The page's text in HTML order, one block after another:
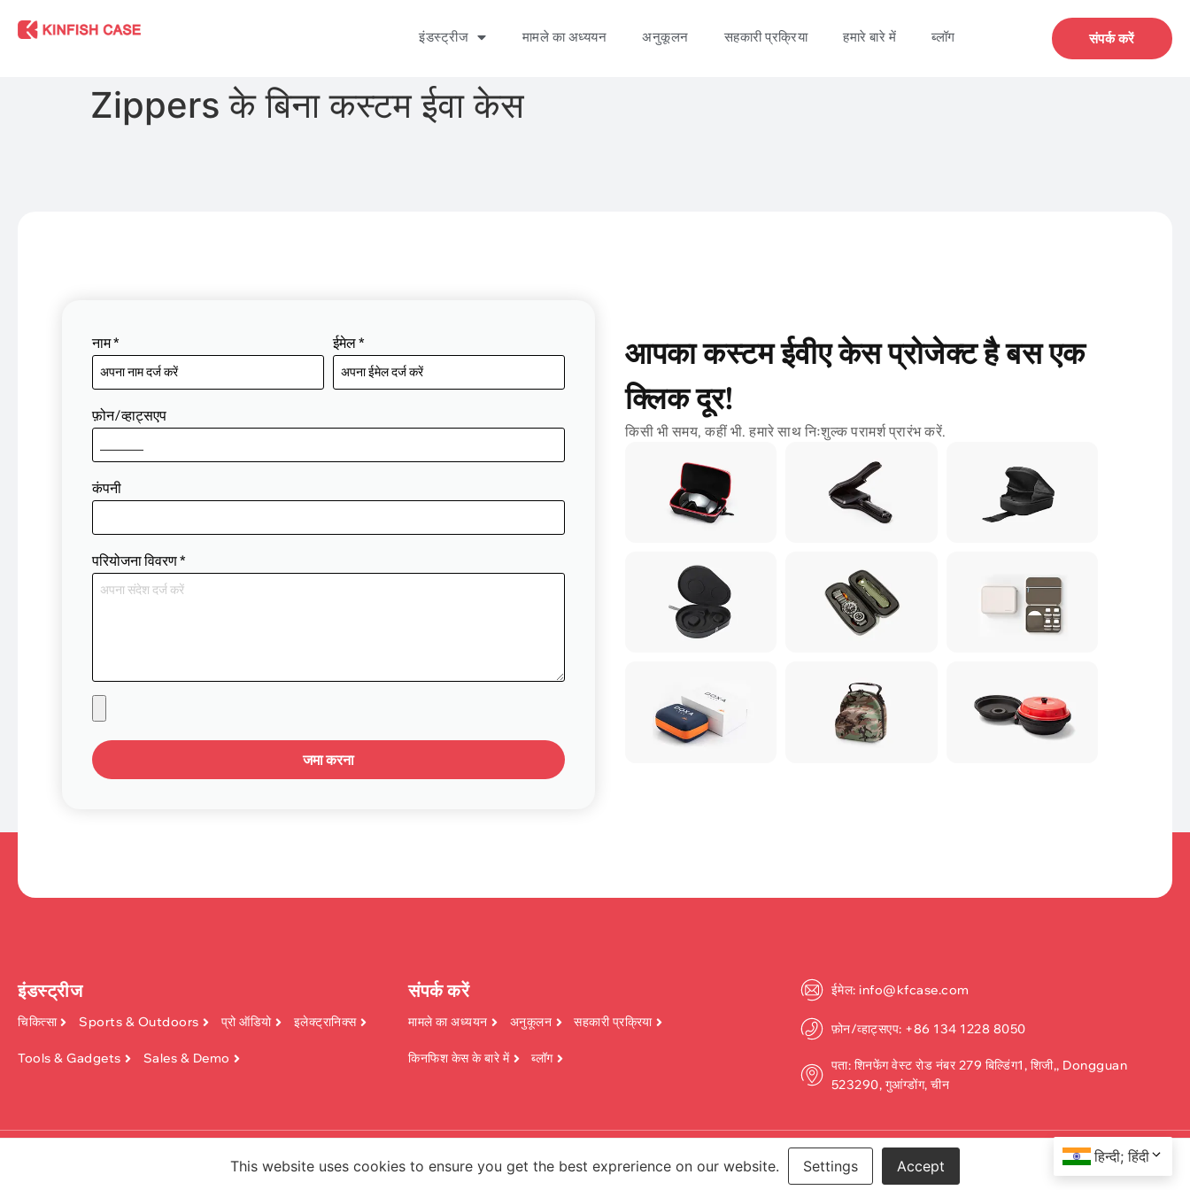
इंडस्ट्रीज मामले का अध्ययन अनुकूलन सहकारी प्रक्रिया हमारे बारे में ब्लॉग संपर्क करें
Zippers के बिना कस्टम ईवा केस
नाम* ईमेल*
फ़ोन/व्हाट्सएप
कंपनी
परियोजना विवरण*
जमा करना
आपका कस्टम ईवीए केस प्रोजेक्ट है बस एक
क्लिक दूर!
किसी भी समय, कहीं भी. हमारे साथ निःशुल्क परामर्श प्रारंभ करें.
इंडस्ट्रीज
चिकित्सा Sports & Outdoors प्रो ऑडियो इलेक्ट्रानिक्स
Tools & Gadgets Sales & Demo
संपर्क करें
मामले का अध्ययन अनुकूलन सहकारी प्रक्रिया
किनफिश केस के बारे में ब्लॉग
ईमेल: info@kfcase.com
फ़ोन/व्हाट्सएप: +86 134 1228 8050
पता: शिनफेंग वेस्ट रोड नंबर 279 बिल्डिंग1, शिजी,, Dongguan
523290, गुआंग्डोंग, चीन
कॉपीराइट ©2026, डोंगगुआन किनफिश टेक्नोलॉजी कं, लिमिटेड. सर्वाधिकार सुरक्षित. हिन्दी; हिंदी
This website uses cookies to ensure you get the best exprerience on our website.